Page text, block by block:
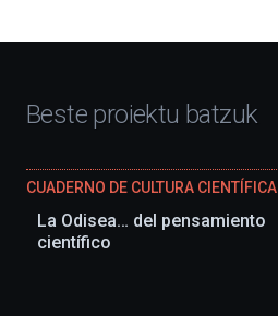
Beste proiektu batzuk
CUADERNO DE CULTURA CIENTÍFICA
La Odisea… del pensamiento
científico